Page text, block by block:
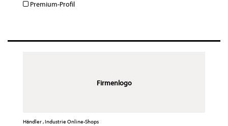
Premium-Profil
Firmenlogo
Händler , Industrie Online-Shops